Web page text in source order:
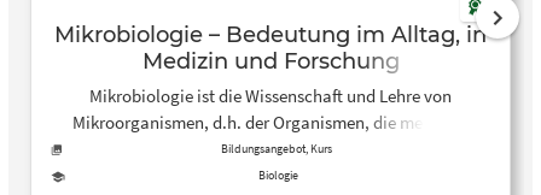
Mikrobiologie – Bedeutung im Alltag, in
Medizin und Forschung
Mikrobiologie ist die Wissenschaft und Lehre von
Mikroorganismen, d.h. der Organismen, die meist mit
bloßem Auge nicht erkennbar sind. Obwohl wir sie nicht
sehen können, sind Mikroorganismen eigentlich immer
Bildungsangebot, Kurs
Biologie